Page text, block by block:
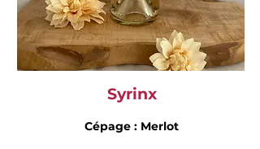
Syrinx
Cépage : Merlot